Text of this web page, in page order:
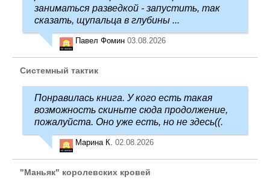
заниматься разведкой - запустить, так
сказать, щупальца в глубины ...
Павел Фомин 03.08.2026
Системный тактик
Понравилась книга. У кого есть такая
возможность скиньте сюда продолжение,
пожалуйста. Оно уже есть, но не здесь((.
Марина К. 02.08.2026
"Маньяк" королевских кровей